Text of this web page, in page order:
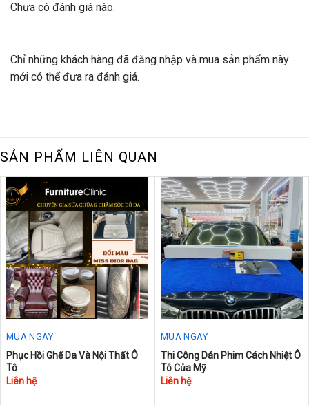
Chưa có đánh giá nào.
Chỉ những khách hàng đã đăng nhập và mua sản phẩm này
mới có thể đưa ra đánh giá.
SẢN PHẨM LIÊN QUAN
MUA NGAY
Phục Hồi Ghế Da Và Nội Thất Ô
Tô
Liên hệ
MUA NGAY
Thi Công Dán Phim Cách Nhiệt Ô
Tô Của Mỹ
Liên hệ